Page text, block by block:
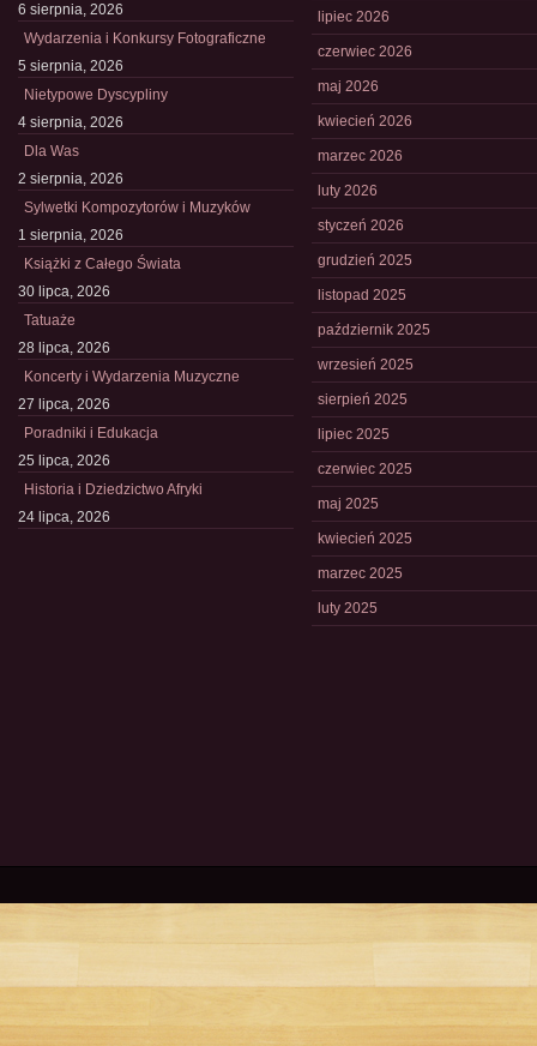
6 sierpnia, 2026
Wydarzenia i Konkursy Fotograficzne
5 sierpnia, 2026
Nietypowe Dyscypliny
4 sierpnia, 2026
Dla Was
2 sierpnia, 2026
Sylwetki Kompozytorów i Muzyków
1 sierpnia, 2026
Książki z Całego Świata
30 lipca, 2026
Tatuaże
28 lipca, 2026
Koncerty i Wydarzenia Muzyczne
27 lipca, 2026
Poradniki i Edukacja
25 lipca, 2026
Historia i Dziedzictwo Afryki
24 lipca, 2026
lipiec 2026
czerwiec 2026
maj 2026
kwiecień 2026
marzec 2026
luty 2026
styczeń 2026
grudzień 2025
listopad 2025
październik 2025
wrzesień 2025
sierpień 2025
lipiec 2025
czerwiec 2025
maj 2025
kwiecień 2025
marzec 2025
luty 2025